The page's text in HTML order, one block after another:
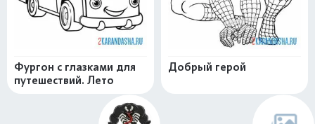
Фургон с глазками для
путешествий. Лето
Добрый герой